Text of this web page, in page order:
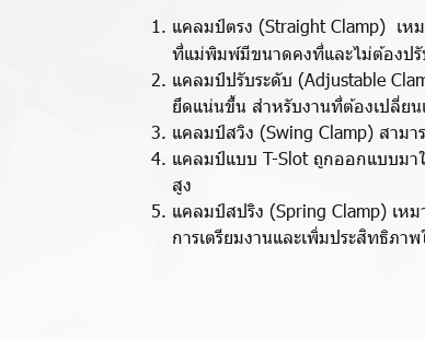
แคลมป์ตรง (Straight Clamp) เห
ที่แม่พิมพ์มีขนาดคงที่และไม่ต้องปรั
แคลมป์ปรับระดับ (Adjustable
ยึดแน่นขึ้น สำหรับงานที่ต้องเปลี่ย
แคลมป์สวิง (Swing Clamp) สาม
แคลมป์แบบ T-Slot ถูกออกแบบมา
สูง
แคลมป์สปริง (Spring Clamp) เห
การเตรียมงานและเพิ่มประสิทธิภา